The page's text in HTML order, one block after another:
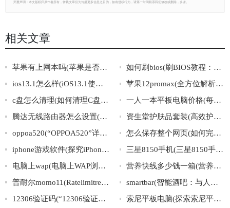
郑重声明：本文版权归原作者所有，转载文章仅为传播更多信息之目的，如有侵权行为，请第一时间联系我们修改或删除，多谢。
相关文章
苹果有上网本吗(苹果是否有推出自家品牌的上网本？)
如何刷bios(刷BIOS教程：完整步骤一网打尽)
ios13.1怎么样(iOS13.1使用体验分享：值不值得升级？)
苹果12promax(全方位解析苹果12ProMax的细节与黑科技)
c盘怎么清理(如何清理C盘：最有效的方法)
一人一本平板电脑价格(每人一部平板电脑，价格大揭秘)
腾达无线路由器怎么设置(如何设置腾达无线路由器)
资生堂护肤品套装(高效护肤，闪亮每一天——资生堂全套护肤品值得拥有)
oppoa520(“OPPOA520”详解：配置、功能、使用心得)
怎么保存整个网页(如何完整保存网页内容)
iphone游戏软件(探究iPhone游戏软件市场：前景、趋势与商业模式)
三星8150手机(三星8150手机的功能详解及评测)
电脑上wap(电脑上WAP浏览器如何设置)
营养快线多少钱一箱(营养快线一箱多少钱？价格揭秘！)
普耐尔momo11(Ratelimitreachedfordefault-gpt-3.5-turboinorganizationorg-mQGBEZsfd3sA
smartbar(智能酒吧：与人工智能共享一杯美酒)
12306验证码(“12306验证码”是如何应对机器识别的？)
索尼平板电脑(探索索尼平板电脑的优势与劣势)